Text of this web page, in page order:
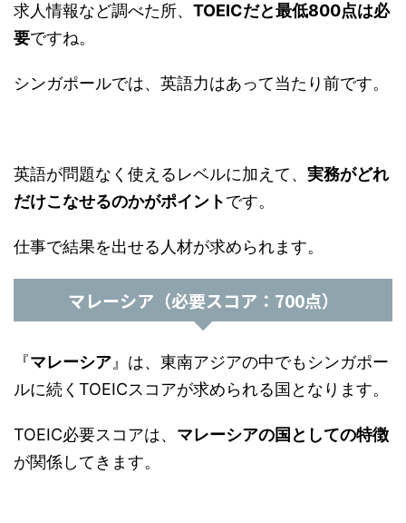
求人情報など調べた所、 TOEICだと最低800点は必
要ですね。
シンガポールでは、英語力はあって当たり前です。
英語が問題なく使えるレベルに加えて、 実務がどれ
だけこなせるのかがポイントです。
仕事で結果を出せる人材が求められます。
マレーシア（必要スコア：700点）
『マレーシア』は、東南アジアの中でもシンガポー
ルに続くTOEICスコアが求められる国となります。
TOEIC必要スコアは、 マレーシアの国としての特徴
が関係してきます。